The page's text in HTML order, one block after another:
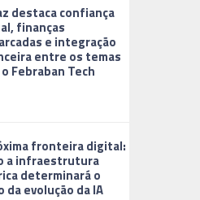
destaca confiança
finanças
e integração
entre os temas
Febraban Tech
fronteira digital:
a infraestrutura
determinará o
da evolução da IA